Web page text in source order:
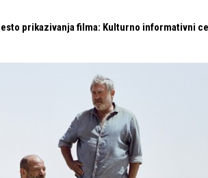
prikazivanja filma: Kulturno informativni